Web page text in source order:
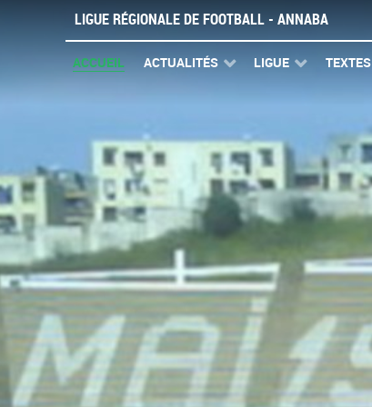
LIGUE RÉGIONALE DE FOOTBALL - ANNABA
ACCUEIL ACTUALITÉS LIGUE TEXTES